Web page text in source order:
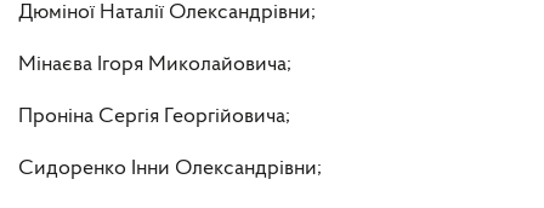
Дюміної Наталії Олександрівни;
Мінаєва Ігоря Миколайовича;
Проніна Сергія Георгійовича;
Сидоренко Інни Олександрівни;